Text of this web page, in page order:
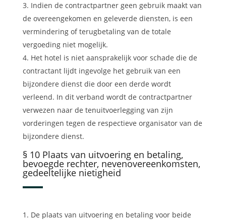
Indien de contractpartner geen gebruik maakt van
de overeengekomen en geleverde diensten, is een
vermindering of terugbetaling van de totale
vergoeding niet mogelijk.
Het hotel is niet aansprakelijk voor schade die de
contractant lijdt ingevolge het gebruik van een
bijzondere dienst die door een derde wordt
verleend. In dit verband wordt de contractpartner
verwezen naar de tenuitvoerlegging van zijn
vorderingen tegen de respectieve organisator van de
bijzondere dienst.
§ 10 Plaats van uitvoering en betaling,
bevoegde rechter, nevenovereenkomsten,
gedeeltelijke nietigheid
De plaats van uitvoering en betaling voor beide